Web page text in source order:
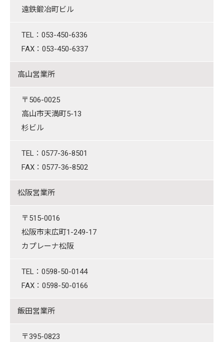
遠鉄鍛冶町ビル
TEL：053-450-6336
FAX：053-450-6337
高山営業所
〒506-0025
高山市天満町5-13
杉ビル
TEL：0577-36-8501
FAX：0577-36-8502
松阪営業所
〒515-0016
松阪市末広町1-249-17
カプレーナ松阪
TEL：0598-50-0144
FAX：0598-50-0166
飯田営業所
〒395-0823